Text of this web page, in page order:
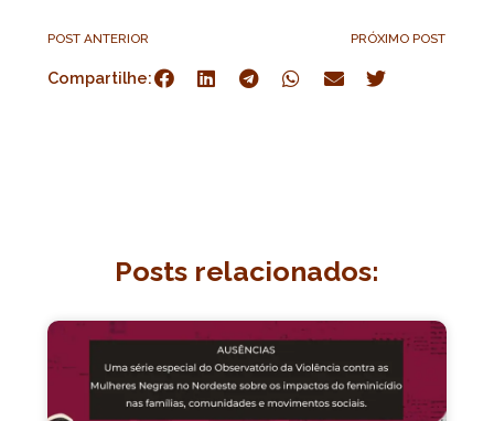
POST ANTERIOR PRÓXIMO POST
Compartilhe:
Posts relacionados: